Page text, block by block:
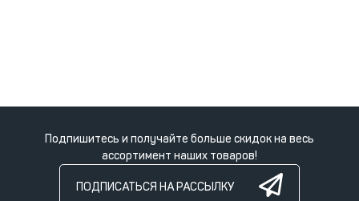
Подпишитесь и получайте больше скидок на весь
ассортимент наших товаров!
ПОДПИСАТЬСЯ НА РАССЫЛКУ